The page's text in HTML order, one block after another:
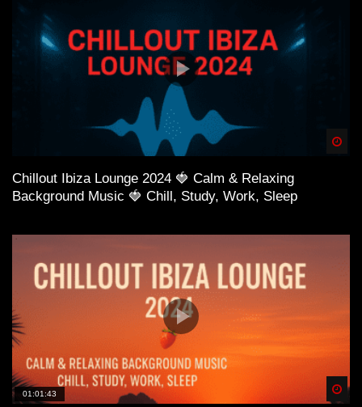
Chillout Ibiza Lounge 2024 🍓 Calm & Relaxing
Background Music 🍓 Chill, Study, Work, Sleep
01:01:43